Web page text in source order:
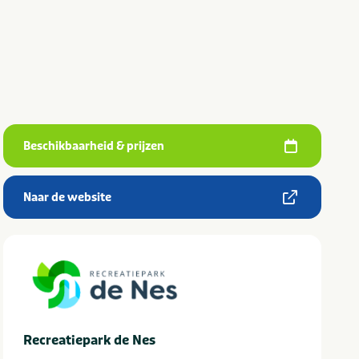
Beschikbaarheid & prijzen
Naar de website
Recreatiepark de Nes